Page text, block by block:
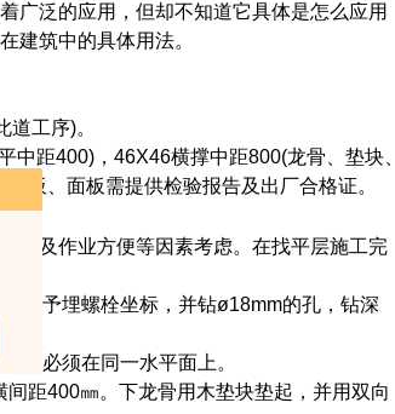
泛的应用，但却不知道它具体是怎么应用
建筑中的具体用法。
工序)。
距400)，46X46横撑中距800(龙骨、垫块、
板、面板需提供检验报告及出厂合格证。
及作业方便等因素考虑。在找平层施工完
予埋螺栓坐标，并钻ø18mm的孔，钻深
必须在同一水平面上。
间距400㎜。下龙骨用木垫块垫起，并用双向